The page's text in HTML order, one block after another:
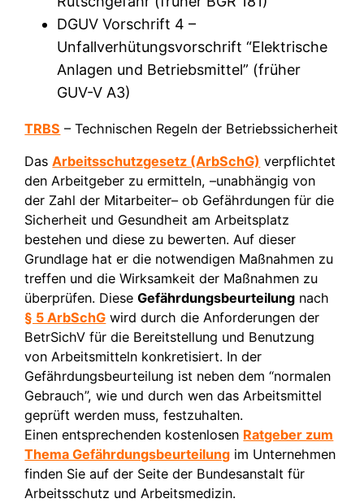
DGUV Vorschrift 4 –
Unfallverhütungsvorschrift “Elektrische
Anlagen und Betriebsmittel” (früher
GUV-V A3)
TRBS – Technischen Regeln der Betriebssicherheit
DasArbeitsschutzgesetz (ArbSchG) verpflichtet
den Arbeitgeber zu ermitteln, –unabhängig von
der Zahl der Mitarbeiter– ob Gefährdungen für die
Sicherheit und Gesundheit am Arbeitsplatz
bestehen und diese zu bewerten. Auf dieser
Grundlage hat er die notwendigen Maßnahmen zu
treffen und die Wirksamkeit der Maßnahmen zu
überprüfen. DieseGefährdungsbeurteilung nach
§ 5 ArbSchG wird durch die Anforderungen der
BetrSichV für die Bereitstellung und Benutzung
von Arbeitsmitteln konkretisiert. In der
Gefährdungsbeurteilung ist neben dem “normalen
Gebrauch”, wie und durch wen das Arbeitsmittel
geprüft werden muss, festzuhalten.
Einen entsprechenden kostenlosen Ratgeber zum
Thema Gefährdungsbeurteilung im Unternehmen
finden Sie auf der Seite der Bundesanstalt für
Arbeitsschutz und Arbeitsmedizin.